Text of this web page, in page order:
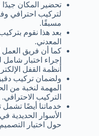
تحضير المكان جيدًا
لتركيب احترافي
مسبقًا.
بعد هذا نقوم
المعدني.
كما أن فريق العمل
إجراء اختبار
أنظمة القفل
ولضمان تركيب دقيق
المهمة لنخبة من
التركيب الاحترافي.
خدماتنا أيضًا تشمل
الأسوار الحديدية
حول اختيار